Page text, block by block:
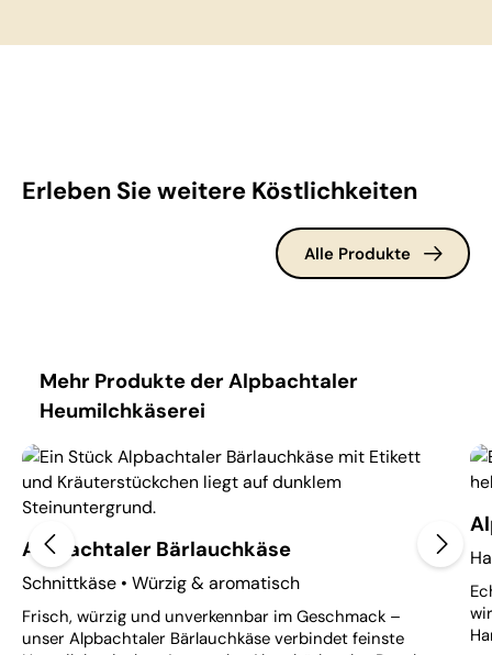
Erleben Sie weitere Köstlichkeiten
Alle Produkte
Mehr Produkte der Alpbachtaler
Heumilchkäserei
Alpbachtaler Bärlauchkäse
Schnittkäse • Würzig & aromatisch
Frisch, würzig und unverkennbar im Geschmack –
unser Alpbachtaler Bärlauchkäse verbindet feinste